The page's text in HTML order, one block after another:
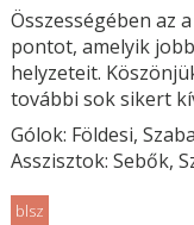
Összességében az
pontot, amelyik
helyzeteit.
további sok sikert
Gólok: Földesi,
Asszisztok: Sebők,
blsz